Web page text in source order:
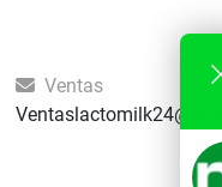
Ventas